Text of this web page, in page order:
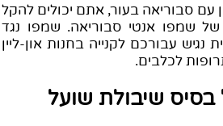
סבוריאה בעור, אתם יכולים להקל
שמפו אנטי סבוריאה. שמפו נגד
עבורכם לקנייה בחנות און-ליין
לכלבים.
שיבולת שועל